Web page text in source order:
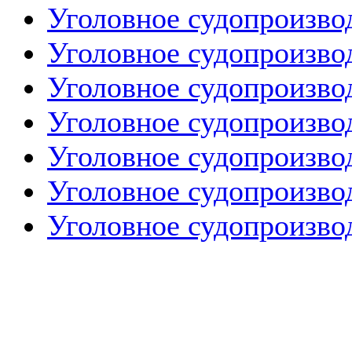
Уголовное
Уголовное
Уголовное
Уголовное
Уголовное
Уголовное
Уголовное